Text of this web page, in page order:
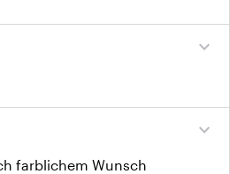
expand_more
expand_more
farblichem Wunsch